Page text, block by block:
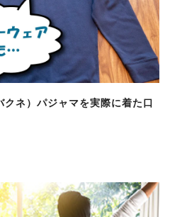
クネ）パジャマを実際に着た口